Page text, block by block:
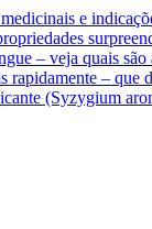
e
– veja quais
rapidamente – que
(Syzygium